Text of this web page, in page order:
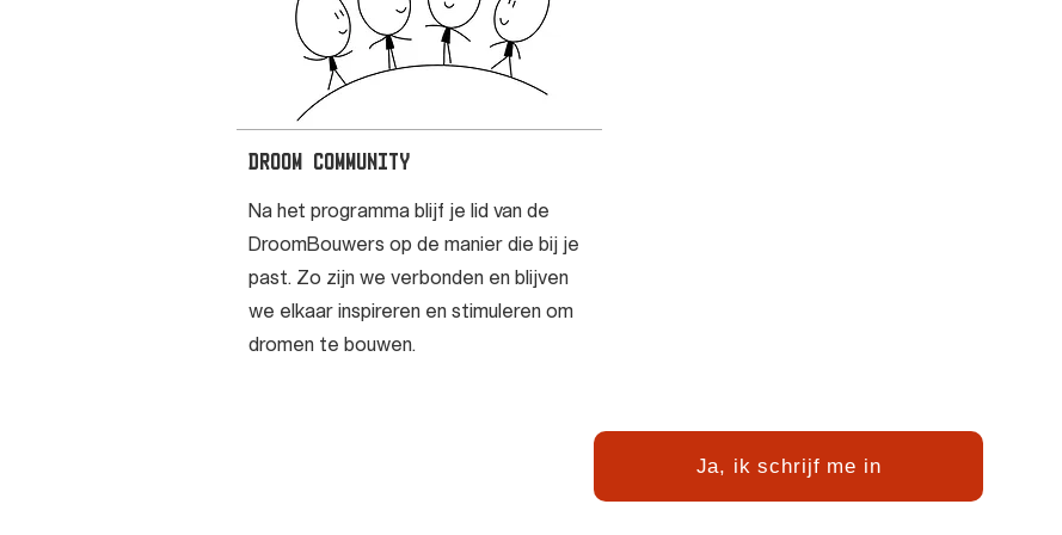
Droom Community
Na het programma blijf je lid van de
DroomBouwers op de manier die bij je
past. Zo zijn we verbonden en blijven
we elkaar inspireren en stimuleren om
dromen te bouwen.
Ja, ik schrijf me in